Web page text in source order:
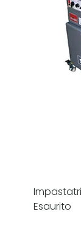
Esaurito